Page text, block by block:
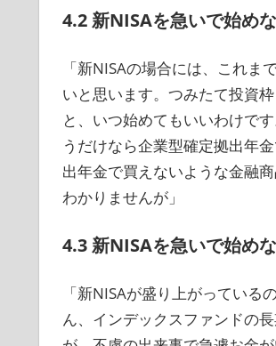
4.2 新NISAを急いで始め
「新NISAの場合には、これ
いと思います。つみたて投資
と、いつ始めてもいいわけで
うだけなら企業型確定拠出年
出年金で買えないような金融
わかりませんが」
4.3 新NISAを急いで始め
「新NISAが盛り上がってい
ん、インデックスファンドの